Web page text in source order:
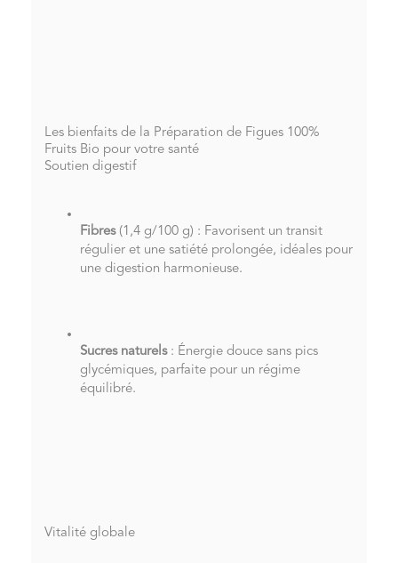
Les bienfaits de la Préparation de Figues 100%
Fruits Bio pour votre santé
Soutien digestif
Fibres(1,4 g/100 g) : Favorisent un transit
régulier et une satiété prolongée, idéales pour
une digestion harmonieuse.
Sucres naturels: Énergie douce sans pics
glycémiques, parfaite pour un régime
équilibré.
Vitalité globale